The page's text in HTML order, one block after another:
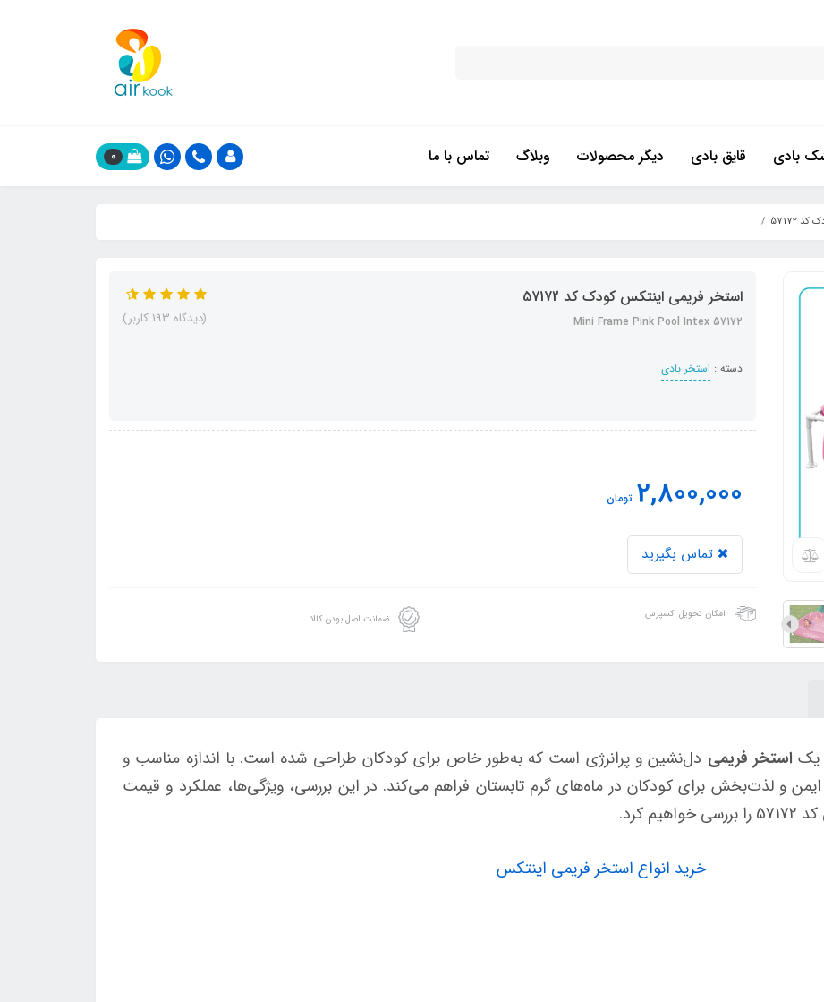
بادی قایق بادی دیگر محصولات وبلاگ تماس با ما 0
57172
استخر فریمی اینتکس کودک کد 57172
Mini Frame Pink Pool Intex 57172
دسته : استخر بادی
(دیدگاه 193 کاربر)
2,800,000 تومان
تماس بگیرید
امکان تحویل اکسپرس ضمانت اصل بودن کالا
یک استخر فریمی دل‌نشین و پرانرژی است که به‌طور خاص برای کودکان طراحی شده است. با اندازه مناسب و
و لذت‌بخش برای کودکان در ماه‌های گرم تابستان فراهم می‌کند. در این بررسی، ویژگی‌ها، عملکرد و قیمت
خرید انواع استخر فریمی اینتکس